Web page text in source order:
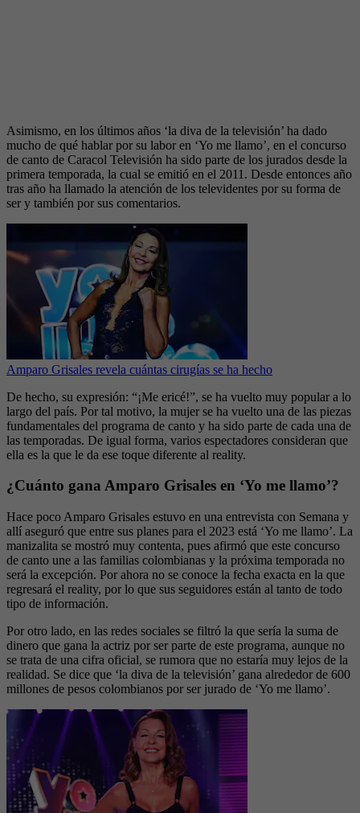
Asimismo, en los últimos años ‘la diva de la televisión’ ha dado
mucho de qué hablar por su labor en ‘Yo me llamo’, en el concurso
de canto de Caracol Televisión ha sido parte de los jurados desde la
primera temporada, la cual se emitió en el 2011. Desde entonces año
tras año ha llamado la atención de los televidentes por su forma de
ser y también por sus comentarios.
Amparo Grisales revela cuántas cirugías se ha hecho
De hecho, su expresión: “¡Me ericé!”, se ha vuelto muy popular a lo
largo del país. Por tal motivo, la mujer se ha vuelto una de las piezas
fundamentales del programa de canto y ha sido parte de cada una de
las temporadas. De igual forma, varios espectadores consideran que
ella es la que le da ese toque diferente al reality.
¿Cuánto gana Amparo Grisales en ‘Yo me llamo’?
Hace poco Amparo Grisales estuvo en una entrevista con Semana y
allí aseguró que entre sus planes para el 2023 está ‘Yo me llamo’. La
manizalita se mostró muy contenta, pues afirmó que este concurso
de canto une a las familias colombianas y la próxima temporada no
será la excepción. Por ahora no se conoce la fecha exacta en la que
regresará el reality, por lo que sus seguidores están al tanto de todo
tipo de información.
Por otro lado, en las redes sociales se filtró la que sería la suma de
dinero que gana la actriz por ser parte de este programa, aunque no
se trata de una cifra oficial, se rumora que no estaría muy lejos de la
realidad. Se dice que ‘la diva de la televisión’ gana alrededor de 600
millones de pesos colombianos por ser jurado de ‘Yo me llamo’.